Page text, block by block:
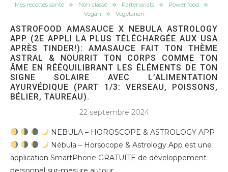
Mes recettes santé
Non classé Partenariats
Power food
Vegan
Végétarien
ASTROFOOD AMASAUCE X NEBULA ASTROLOGY
APP (2E APPLI LA PLUS TÉLÉCHARGÉE AUX USA
APRÈS TINDER!): AMASAUCE FAIT TON THÈME
ASTRAL & NOURRIT TON CORPS COMME TON
ÂME EN RÉÉQUILIBRANT LES ÉLÉMENTS DE TON
SIGNE SOLAIRE AVEC L’ALIMENTATION
AYURVÉDIQUE (PART 1/3: VERSEAU, POISSONS,
BÉLIER, TAUREAU).
22 septembre 2024
NEBULA – HOROSCOPE & ASTROLOGY APP
Nébula – Horsocope & Astrology App est une
application SmartPhone GRATUITE de développement